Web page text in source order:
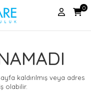
0
kaldırılmış veya adres
olabilir.